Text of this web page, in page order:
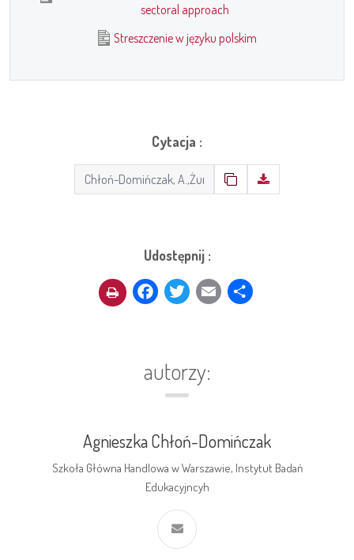
sectoral approach
Streszczenie w języku polskim
Cytacja :
Udostępnij :
Facebook
Twitter
Email
autorzy:
Agnieszka Chłoń-Domińczak
Szkoła Główna Handlowa w Warszawie, Instytut Badań
Edukacyjncyh